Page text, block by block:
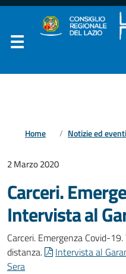
Home Notizie ed eventi
2 Marzo 2020
Carceri.
Intervista al
Carceri. Emergenza Covid-
distanza.
Intervista al
Sera